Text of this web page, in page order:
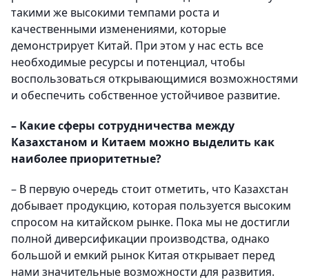
такими же высокими темпами роста и
качественными изменениями, которые
демонстрирует Китай. При этом у нас есть все
необходимые ресурсы и потенциал, чтобы
воспользоваться открывающимися возможностями
и обеспечить собственное устойчивое развитие.
– Какие сферы сотрудничества между
Казахстаном и Китаем можно выделить как
наиболее приоритетные?
– В первую очередь стоит отметить, что Казахстан
добывает продукцию, которая пользуется высоким
спросом на китайском рынке. Пока мы не достигли
полной диверсификации производства, однако
большой и емкий рынок Китая открывает перед
нами значительные возможности для развития.